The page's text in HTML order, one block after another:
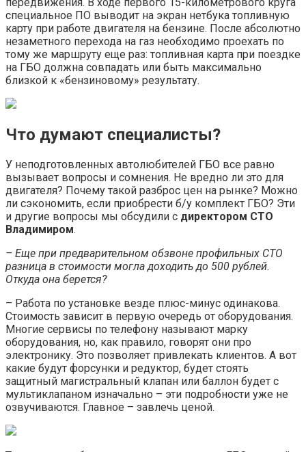
передвижения. В ходе первого 15-километрового круга
специальное ПО выводит на экран нетбука топливную
карту при работе двигателя на бензине. После абсолютно
незаметного перехода на газ необходимо проехать по
тому же маршруту еще раз: топливная карта при поездке
на ГБО должна совпадать или быть максимально
близкой к «бензиновому» результату.
Что думают специалисты?
У неподготовленных автолюбителей ГБО все равно
вызывает вопросы и сомнения. Не вредно ли это для
двигателя? Почему такой разброс цен на рынке? Можно
ли сэкономить, если приобрести б/у комплект ГБО? Эти
и другие вопросы мы обсудили с директором СТО
Владимиром.
– Еще при предварительном обзвоне профильных СТО
разница в стоимости могла доходить до 500 рублей.
Откуда она берется?
– Работа по установке везде плюс-минус одинакова.
Стоимость зависит в первую очередь от оборудования.
Многие сервисы по телефону называют марку
оборудования, но, как правило, говорят они про
электронику. Это позволяет привлекать клиентов. А вот
какие будут форсунки и редуктор, будет стоять
защитный магистральный клапан или баллон будет с
мультиклапаном изначально – эти подробности уже не
озвучиваются. Главное – завлечь ценой.